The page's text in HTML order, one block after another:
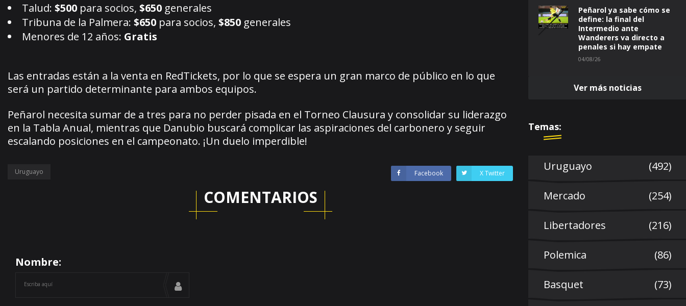
Talud: $500 para socios, $650 generales
Tribuna de la Palmera: $650 para socios, $850 generales
Menores de 12 años: Gratis
Las entradas están a la venta en RedTickets, por lo que se espera un gran marco de público en lo que
será un partido determinante para ambos equipos.
Peñarol necesita sumar de a tres para no perder pisada en el Torneo Clausura y consolidar su liderazgo
en la Tabla Anual, mientras que Danubio buscará complicar las aspiraciones del carbonero y seguir
escalando posiciones en el campeonato. ¡Un duelo imperdible!
Uruguayo Facebook X Twitter
COMENTARIOS
Nombre:
Peñarol ya sabe cómo se
define: la final del
Intermedio ante
Wanderers va directo a
penales si hay empate
04/08/26
Ver más noticias
Temas:
Uruguayo (492)
Mercado (254)
Libertadores (216)
Polemica (86)
Basquet (73)